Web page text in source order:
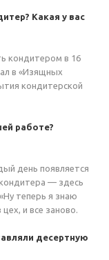
Какая у вас
кондитером в 16
в «Изящных
кондитерской
работе?
день появляется
— здесь
теперь я знаю
и все заново.
десертную